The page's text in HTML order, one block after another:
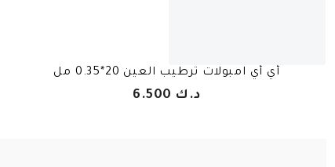
أي أي امبولات ترطيب العين 20*0.35 مل
د.ك 6.500